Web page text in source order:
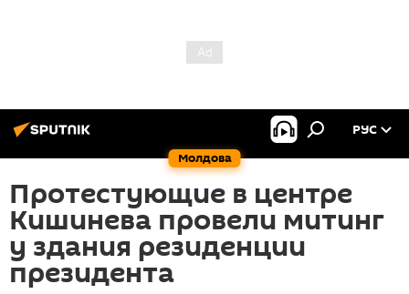
Молдова
РУС
Протестующие в центре
Кишинева провели митинг
у здания резиденции
президента